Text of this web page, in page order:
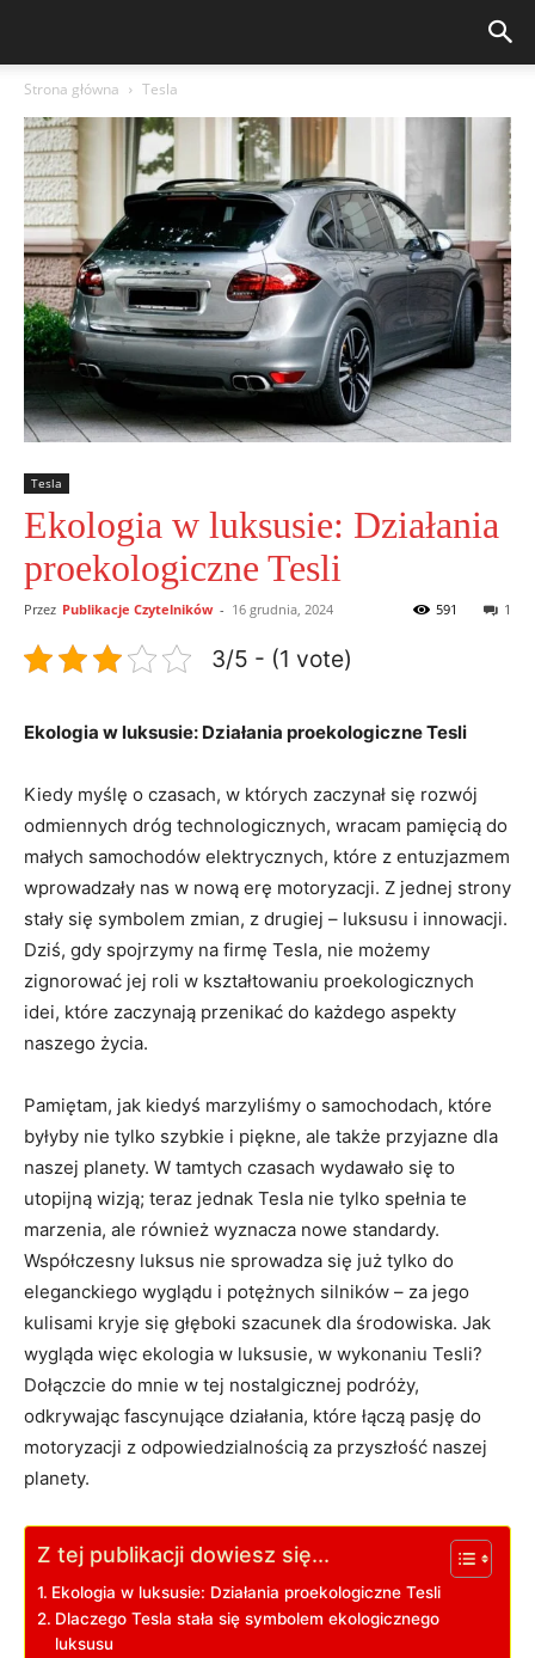
Strona główna Tesla
Tesla
Ekologia w luksusie: Działania
proekologiczne Tesli
Przez Publikacje Czytelników - 16 grudnia, 2024 1
591
3/5 - (1 vote)
Ekologia w luksusie: Działania proekologiczne Tesli
Kiedy myślę o czasach, w których zaczynał się rozwój
odmiennych dróg technologicznych, wracam pamięcią do
małych samochodów elektrycznych, które z entuzjazmem
wprowadzały nas w nową erę motoryzacji. Z jednej strony
stały się symbolem zmian, z drugiej – luksusu i innowacji.
Dziś, gdy spojrzymy na firmę Tesla, nie możemy
zignorować jej roli w kształtowaniu proekologicznych
idei, które zaczynają przenikać do każdego aspekty
naszego życia.
Pamiętam, jak kiedyś marzyliśmy o samochodach, które
byłyby nie tylko szybkie i piękne, ale także przyjazne dla
naszej planety. W tamtych czasach wydawało się to
utopijną wizją; teraz jednak Tesla nie tylko spełnia te
marzenia, ale również wyznacza nowe standardy.
Współczesny luksus nie sprowadza się już tylko do
eleganckiego wyglądu i potężnych silników – za jego
kulisami kryje się głęboki szacunek dla środowiska. Jak
wygląda więc ekologia w luksusie, w wykonaniu Tesli?
Dołączcie do mnie w tej nostalgicznej podróży,
odkrywając fascynujące działania, które łączą pasję do
motoryzacji z odpowiedzialnością za przyszłość naszej
planety.
Z tej publikacji dowiesz się...
Ekologia w luksusie: Działania proekologiczne Tesli
Dlaczego Tesla stała się symbolem ekologicznego
luksusu